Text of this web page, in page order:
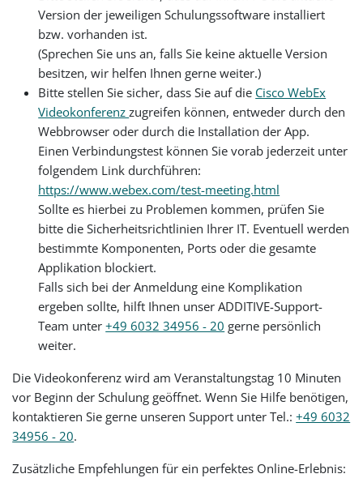
Version der jeweiligen Schulungssoftware installiert
bzw. vorhanden ist.
(Sprechen Sie uns an, falls Sie keine aktuelle Version
besitzen, wir helfen Ihnen gerne weiter.)
Bitte stellen Sie sicher, dass Sie auf die Cisco WebEx
Videokonferenzzugreifen können, entweder durch den
Webbrowser oder durch die Installation der App.
Einen Verbindungstest können Sie vorab jederzeit unter
folgendem Link durchführen:
https://www.webex.com/test-meeting.html
Sollte es hierbei zu Problemen kommen, prüfen Sie
bitte die Sicherheitsrichtlinien Ihrer IT. Eventuell werden
bestimmte Komponenten, Ports oder die gesamte
Applikation blockiert.
Falls sich bei der Anmeldung eine Komplikation
ergeben sollte, hilft Ihnen unser ADDITIVE-Support-
Team unter+49 6032 34956 - 20 gerne persönlich
weiter.
Die Videokonferenz wird am Veranstaltungstag 10 Minuten
vor Beginn der Schulung geöffnet. Wenn Sie Hilfe benötigen,
kontaktieren Sie gerne unseren Support unter Tel.:+49 6032
34956 - 20.
Zusätzliche Empfehlungen für ein perfektes Online-Erlebnis: